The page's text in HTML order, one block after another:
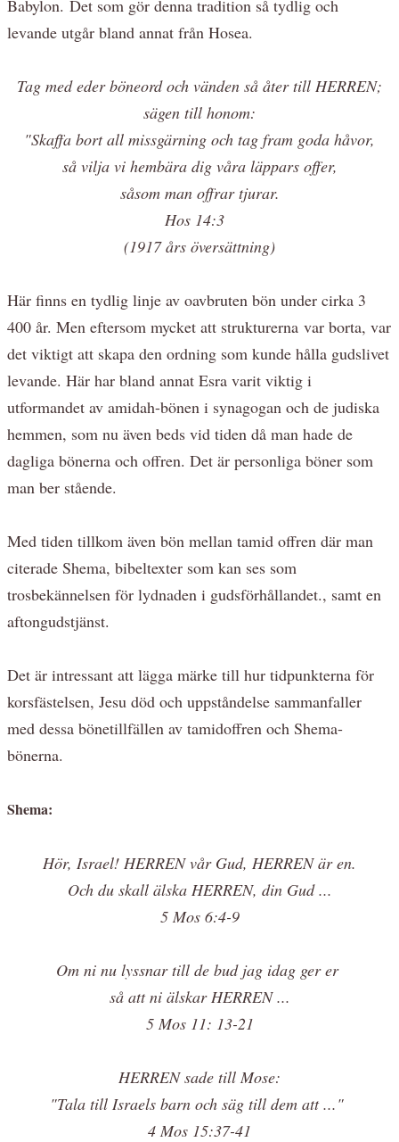
Babylon. Det som gör denna tradition så tydlig och
levande utgår bland annat från Hosea.
Tag med eder böneord och vänden så åter till HERREN;
sägen till honom:
"Skaffa bort all missgärning och tag fram goda håvor,
så vilja vi hembära dig våra läppars offer,
såsom man offrar tjurar.
Hos 14:3
(1917 års översättning)
Här finns en tydlig linje av oavbruten bön under cirka 3
400 år. Men eftersom mycket att strukturerna var borta, var
det viktigt att skapa den ordning som kunde hålla gudslivet
levande. Här har bland annat Esra varit viktig i
utformandet av amidah-bönen i synagogan och de judiska
hemmen, som nu även beds vid tiden då man hade de
dagliga bönerna och offren. Det är personliga böner som
man ber stående.
Med tiden tillkom även bön mellan tamid offren där man
citerade Shema, bibeltexter som kan ses som
trosbekännelsen för lydnaden i gudsförhållandet., samt en
aftongudstjänst.
Det är intressant att lägga märke till hur tidpunkterna för
korsfästelsen, Jesu död och uppståndelse sammanfaller
med dessa bönetillfällen av tamidoffren och Shema-
bönerna.
Shema:
Hör, Israel! HERREN vår Gud, HERREN är en.
Och du skall älska HERREN, din Gud ...
5 Mos 6:4-9
Om ni nu lyssnar till de bud jag idag ger er
så att ni älskar HERREN ...
5 Mos 11: 13-21
HERREN sade till Mose:
"Tala till Israels barn och säg till dem att ..."
4 Mos 15:37-41